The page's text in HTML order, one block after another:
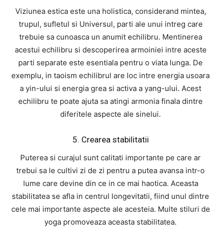
Viziunea estica este una holistica, considerand mintea,
trupul, sufletul si Universul, parti ale unui intreg care
trebuie sa cunoasca un anumit echilibru. Mentinerea
acestui echilibru si descoperirea armoiniei intre aceste
parti separate este esentiala pentru o viata lunga. De
exemplu, in taoism echilibrul are loc intre energia usoara
a yin-ului si energia grea si activa a yang-ului. Acest
echilibru te poate ajuta sa atingi armonia finala dintre
diferitele aspecte ale sinelui.
5. Crearea stabilitatii
Puterea si curajul sunt calitati importante pe care ar
trebui sa le cultivi zi de zi pentru a putea avansa intr-o
lume care devine din ce in ce mai haotica. Aceasta
stabilitatea se afla in centrul longevitatii, fiind unul dintre
cele mai importante aspecte ale acesteia. Multe stiluri de
yoga promoveaza aceasta stabilitatea.